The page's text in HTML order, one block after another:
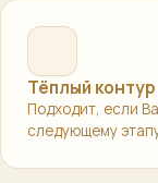
Тёплый контур
Подходит, если
следующему